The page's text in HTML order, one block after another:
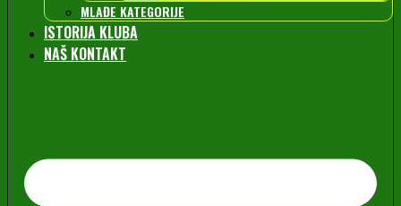
MLAĐE KATEGORIJE
ISTORIJA KLUBA
NAŠ KONTAKT